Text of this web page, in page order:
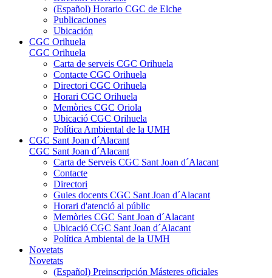
(Español) Horario CGC de Elche
Publicaciones
Ubicación
CGC Orihuela
CGC Orihuela
Carta de serveis CGC Orihuela
Contacte CGC Orihuela
Directori CGC Orihuela
Horari CGC Orihuela
Memòries CGC Oriola
Ubicació CGC Orihuela
Política Ambiental de la UMH
CGC Sant Joan d´Alacant
CGC Sant Joan d´Alacant
Carta de Serveis CGC Sant Joan d´Alacant
Contacte
Directori
Guies docents CGC Sant Joan d´Alacant
Horari d'atenció al públic
Memòries CGC Sant Joan d´Alacant
Ubicació CGC Sant Joan d´Alacant
Política Ambiental de la UMH
Novetats
Novetats
(Español) Preinscripción Másteres oficiales